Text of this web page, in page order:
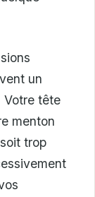
un
Votre tête
menton
trop